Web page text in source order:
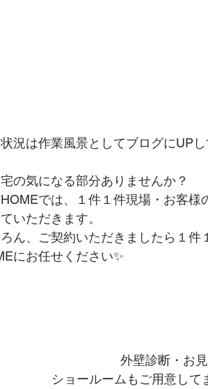
況は作業風景としてブログにUP
の気になる部分ありませんか？
では、１件１件現場・お客
いただきます。
ん、ご契約いただきましたら１
にお任せください✨
外壁診断・お
ショールームもご用意し